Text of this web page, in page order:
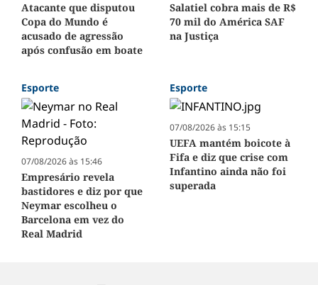
Atacante que disputou
Copa do Mundo é
acusado de agressão
após confusão em boate
Salatiel cobra mais de R$
70 mil do América SAF
na Justiça
Esporte
07/08/2026 às 15:46
Empresário revela
bastidores e diz por que
Neymar escolheu o
Barcelona em vez do
Real Madrid
Esporte
07/08/2026 às 15:15
UEFA mantém boicote à
Fifa e diz que crise com
Infantino ainda não foi
superada